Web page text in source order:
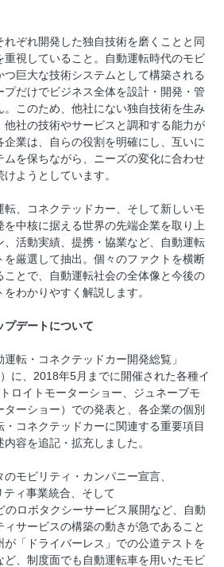
ぞれ開発した独自技術を磨くことと同
重視していること。自動運転時代のモビ
つ巨大な技術システムとして構築される
プだけでビジネス全体を設計・開発・管
このため、他社にない独自技術を生み
他社の技術やサービスと調和する能力が
業は、自らの役割を明確にし、互いに
を保ちながら、ニーズの変化に合わせ
ようとしています。
、コネクテッドカー、そして新しいモ
を中核に据える世界の先端企業を取り上
、活動実績、提携・協業など、自動運転
を厳選して抽出。個々のファクトを横断
ことで、自動運転社会の全体像と今後の
わかりやすく解説します。
デートについて
転・コネクテッドカー開発総覧」
に、2018年5月までに開催された各種イ
ロイトモーターショー、ジュネーブモ
ーショー）での発表と、各企業の個別
コネクテッドカーに関連する重要項目
容を追記・拡充しました。
モビリティ・カンパニー宣言、
ィ事業統合、そして
のロボタクシーサービス展開など、自動
サービスの構築の動きが急であること
が「ドライバーレス」での公道テストを
、制度面でも自動運転車を用いたモビ